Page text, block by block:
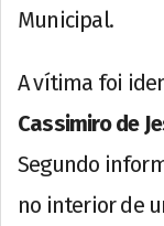
Municipal.
A vítima foi
Cassimiro de
Segundo
no interior de